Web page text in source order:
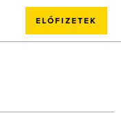
ELŐFIZETEK